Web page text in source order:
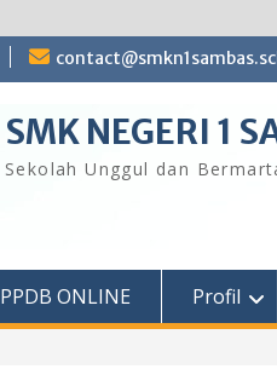
SMK NEGERI 1
Sekolah Unggul dan
PPDB ONLINE Profil